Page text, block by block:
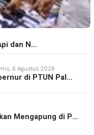
dan N…
6 Agustus 2026
di PTUN Pal…
Mengapung di P…